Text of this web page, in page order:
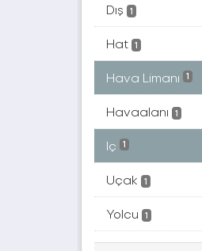
Dış 1
Hat 1
Hava Limanı 1
Havaalanı 1
Iç 1
Uçak 1
Yolcu 1